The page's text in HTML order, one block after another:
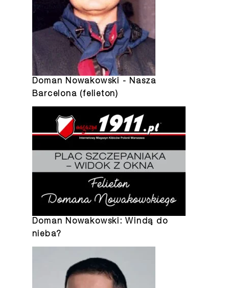
Doman Nowakowski - Nasza
Barcelona (felieton)
Doman Nowakowski: Windą do
nieba?